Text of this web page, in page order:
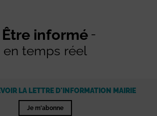
Être informé
en temps réel
LA LETTRE D'INFORMATION MAIRIE
Je m'abonne